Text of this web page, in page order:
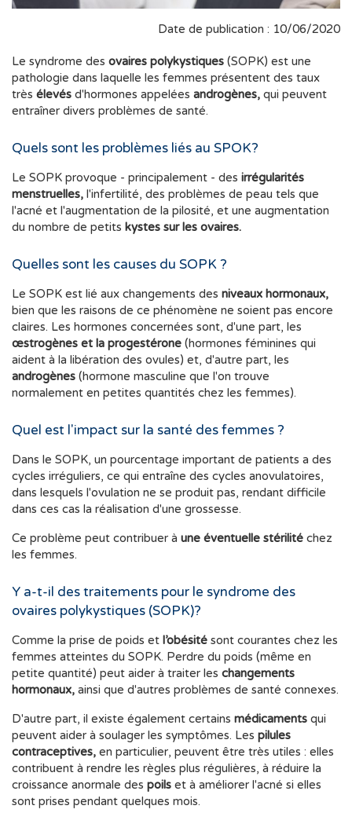
Date de publication : 10/06/2020
Le syndrome des ovaires polykystiques (SOPK) est une
pathologie dans laquelle les femmes présentent des taux
très élevés d'hormones appelées androgènes, qui peuvent
entraîner divers problèmes de santé.
Quels sont les problèmes liés au SPOK?
Le SOPK provoque - principalement - des irrégularités
menstruelles, l'infertilité, des problèmes de peau tels que
l'acné et l'augmentation de la pilosité, et une augmentation
du nombre de petits kystes sur les ovaires.
Quelles sont les causes du SOPK ?
Le SOPK est lié aux changements des niveaux hormonaux,
bien que les raisons de ce phénomène ne soient pas encore
claires. Les hormones concernées sont, d'une part, les
œstrogènes et la progestérone (hormones féminines qui
aident à la libération des ovules) et, d'autre part, les
androgènes (hormone masculine que l'on trouve
normalement en petites quantités chez les femmes).
Quel est l'impact sur la santé des femmes ?
Dans le SOPK, un pourcentage important de patients a des
cycles irréguliers, ce qui entraîne des cycles anovulatoires,
dans lesquels l'ovulation ne se produit pas, rendant difficile
dans ces cas la réalisation d'une grossesse.
Ce problème peut contribuer à une éventuelle stérilité chez
les femmes.
Y a-t-il des traitements pour le syndrome des
ovaires polykystiques (SOPK)?
Comme la prise de poids et l’obésité sont courantes chez les
femmes atteintes du SOPK. Perdre du poids (même en
petite quantité) peut aider à traiter les changements
hormonaux, ainsi que d'autres problèmes de santé connexes.
D'autre part, il existe également certains médicaments qui
peuvent aider à soulager les symptômes. Les pilules
contraceptives, en particulier, peuvent être très utiles : elles
contribuent à rendre les règles plus régulières, à réduire la
croissance anormale des poils et à améliorer l'acné si elles
sont prises pendant quelques mois.